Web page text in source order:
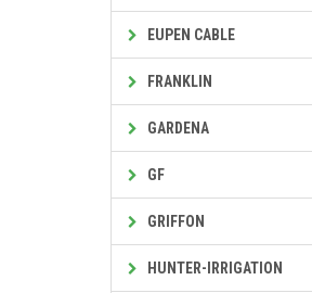
EUPEN CABLE
FRANKLIN
GARDENA
GF
GRIFFON
HUNTER-IRRIGATION